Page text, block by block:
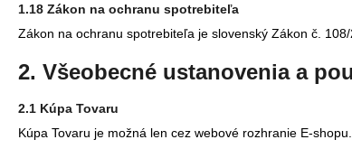
1.18 Zákon na ochranu spotrebiteľa
Zákon na ochranu spotrebiteľa je slovenský Zákon č.
2. Všeobecné ustanovenia a
2.1 Kúpa Tovaru
Kúpa Tovaru je možná len cez webové rozhranie E-shopu.